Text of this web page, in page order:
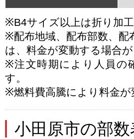
※B4サイズ以上は折り加工
※配布地域、配布部数、
は、料金が変動する場合が
※注文時期により人員の
す。
※燃料費高騰により料金
小田原市の部数